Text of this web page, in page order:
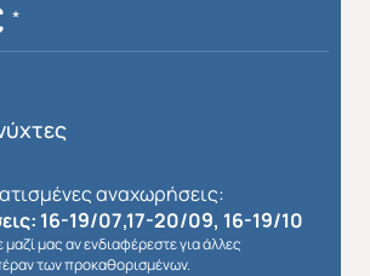
*
αναχωρήσεις:
16-19/07,17-20/09, 16-19/10
μας αν ενδιαφέρεστε για άλλες
των προκαθορισμένων.